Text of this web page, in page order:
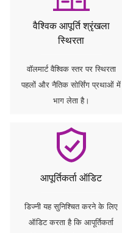
वैश्विक आपूर्ति श्रृंखला
स्थिरता
वॉलमार्ट वैश्विक स्तर पर स्थिरता
पहलों और नैतिक सोर्सिंग प्रथाओं में
भाग लेता है।
आपूर्तिकर्ता ऑडिट
डिज्नी यह सुनिश्चित करने के लिए
ऑडिट करता है कि आपूर्तिकर्ता